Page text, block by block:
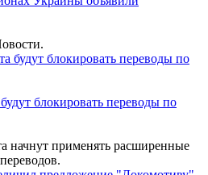
блокировать переводы по
начнут применять расширенные